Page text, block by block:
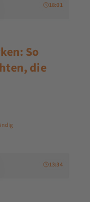
18:01
So
die
13:34